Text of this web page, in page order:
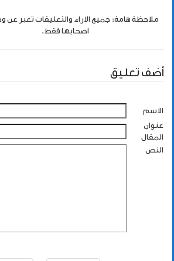
ملاحظة هامة: جميع الاراء والتعليقات تعبر عن
اصحابها فقط.
أضف تعليق
الاسم
عنوان
المقال
النص